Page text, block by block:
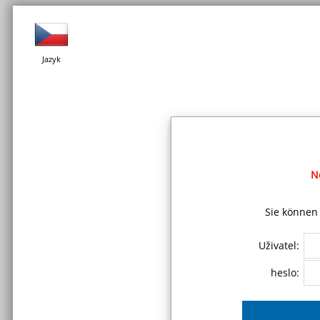
Jazyk
Sie
Uživatel:
heslo: